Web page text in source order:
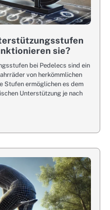
sie?
bei Pedelecs sind ein
von herkömmlichen
Stufen ermöglichen es dem
Unterstützung je nach